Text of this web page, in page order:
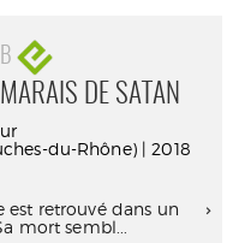
DE SATAN
du-Rhône) | 2018
est retrouvé dans un
mort sembl...